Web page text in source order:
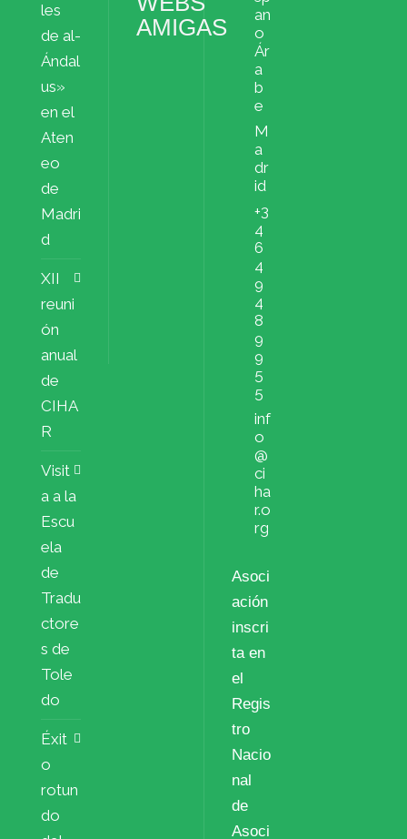
les
de al-
Ándal
us»
en el
Aten
eo
de
Madri
d
XII
reuni
ón
anual
de
CIHA
R
Visit
a a la
Escu
ela
de
Tradu
ctore
s de
Tole
do
Éxit
o
rotun
do
AMIGAS
an
o
Ár
a
b
e
M
a
dr
id
+3
4
6
4
9
4
8
9
9
5
5
inf
o
@
ci
ha
r.o
rg
Asoci
ación
inscri
ta en
el
Regis
tro
Nacio
nal
de
Asoci